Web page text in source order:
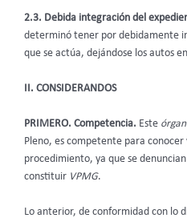
2.3. Debida integración del
determinó tener por debidamente
que se actúa, dejándose los autos
II. CONSIDERANDOS
PRIMERO. Competencia. Este
Pleno, es competente para
procedimiento, ya que se
constituir VPMG.
Lo anterior, de conformidad con lo